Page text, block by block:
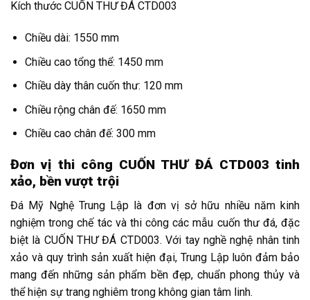
Kích thước CUỐN THƯ ĐÁ CTD003
Chiều dài: 1550 mm
Chiều cao tổng thể: 1450 mm
Chiều dày thân cuốn thư: 120 mm
Chiều rộng chân đế: 1650 mm
Chiều cao chân đế: 300 mm
Đơn vị thi công CUỐN THƯ ĐÁ CTD003 tinh
xảo, bền vượt trội
Đá Mỹ Nghệ Trung Lập là đơn vị sở hữu nhiều năm kinh
nghiệm trong chế tác và thi công các mẫu cuốn thư đá, đặc
biệt là CUỐN THƯ ĐÁ CTD003. Với tay nghề nghệ nhân tinh
xảo và quy trình sản xuất hiện đại, Trung Lập luôn đảm bảo
mang đến những sản phẩm bền đẹp, chuẩn phong thủy và
thể hiện sự trang nghiêm trong không gian tâm linh.